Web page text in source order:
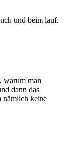
und beim lauf.
warum man
dann das
nämlich keine